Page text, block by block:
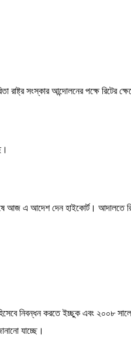
রাষ্ট্র সংস্কার আন্দোলনের পক্ষে রিটের
আজ এ আদেশ দেন হাইকোর্ট। আদালতে
নিবন্ধন করতে ইচ্ছুক এবং ২০০৮
যাচ্ছে।